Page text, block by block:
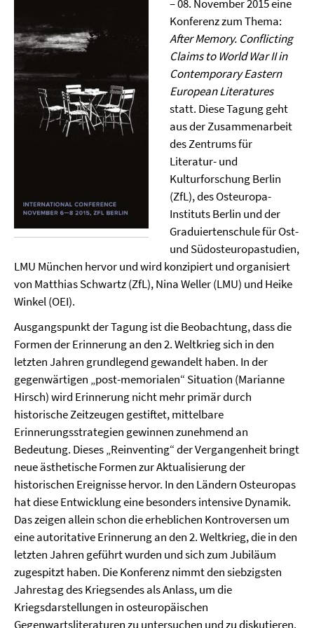
– 08. November 2015 eine
Konferenz zum Thema:
After Memory. Conflicting
Claims to World War II in
Contemporary Eastern
European Literatures
statt. Diese Tagung geht
aus der Zusammenarbeit
des Zentrums für
Literatur- und
Kulturforschung Berlin
(ZfL), des Osteuropa-
Instituts Berlin und der
Graduiertenschule für Ost-
und Südosteuropastudien,
LMU München hervor und wird konzipiert und organisiert
von Matthias Schwartz (ZfL), Nina Weller (LMU) und Heike
Winkel (OEI).
Ausgangspunkt der Tagung ist die Beobachtung, dass die
Formen der Erinnerung an den 2. Weltkrieg sich in den
letzten Jahren grundlegend gewandelt haben. In der
gegenwärtigen „post-memorialen“ Situation (Marianne
Hirsch) wird Erinnerung nicht mehr primär durch
historische Zeitzeugen gestiftet, mittelbare
Erinnerungsstrategien gewinnen zunehmend an
Bedeutung. Dieses „Reinventing“ der Vergangenheit bringt
neue ästhetische Formen zur Aktualisierung der
historischen Ereignisse hervor. In den Ländern Osteuropas
hat diese Entwicklung eine besonders intensive Dynamik.
Das zeigen allein schon die erheblichen Kontroversen um
eine autoritative Erinnerung an den 2. Weltkrieg, die in den
letzten Jahren geführt wurden und sich zum Jubiläum
zugespitzt haben. Die Konferenz nimmt den siebzigsten
Jahrestag des Kriegsendes als Anlass, um die
Kriegsdarstellungen in osteuropäischen
Gegenwartsliteraturen zu untersuchen und zu diskutieren.